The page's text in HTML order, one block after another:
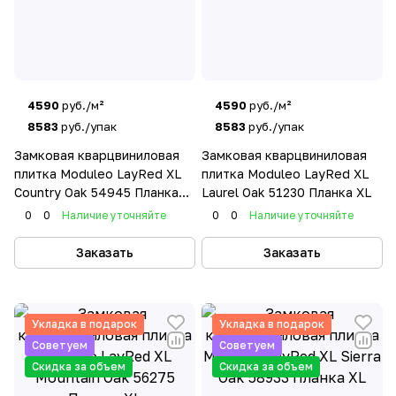
4590 руб./м²
8583 руб./упак
Замковая кварцвиниловая
плитка Moduleo LayRed XL
Country Oak 54945 Планка
XL0 0 Наличие уточняйте
Заказать
4590 руб./м²
8583 руб./упак
Замковая кварцвиниловая
плитка Moduleo LayRed XL
Laurel Oak 51230 Планка XL
0 0 Наличие уточняйте
Заказать
Укладка в подарок
Советуем
Скидка за объем
Укладка в подарок
Советуем
Скидка за объем